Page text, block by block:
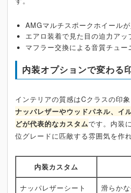
AMGマルチスポークホイール
エアロ装着で見た目の迫力アッ
マフラー交換による音質チュー
内装オプションで変わる
インテリアの質感はCクラスの印象
ナッパレザーやウッドパネル、イ
どが代表的なカスタムです。内装
位グレードに匹敵する雰囲気を作れ
内装カスタム
ナッパレザーシート 滑らか